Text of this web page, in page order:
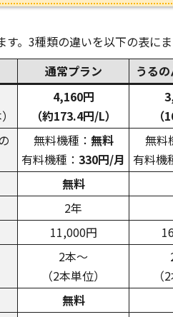
。3種類の違いを以下の表に
通常プラン
うる
4,160円
（約173.4円/L）
（
無料機種： 無料
有料機種： 330円/月
無料
有料機
無料
2年
11,000円
2本～
（2本単位）
（
無料